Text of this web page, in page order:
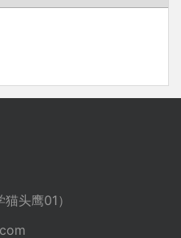
鹰01）